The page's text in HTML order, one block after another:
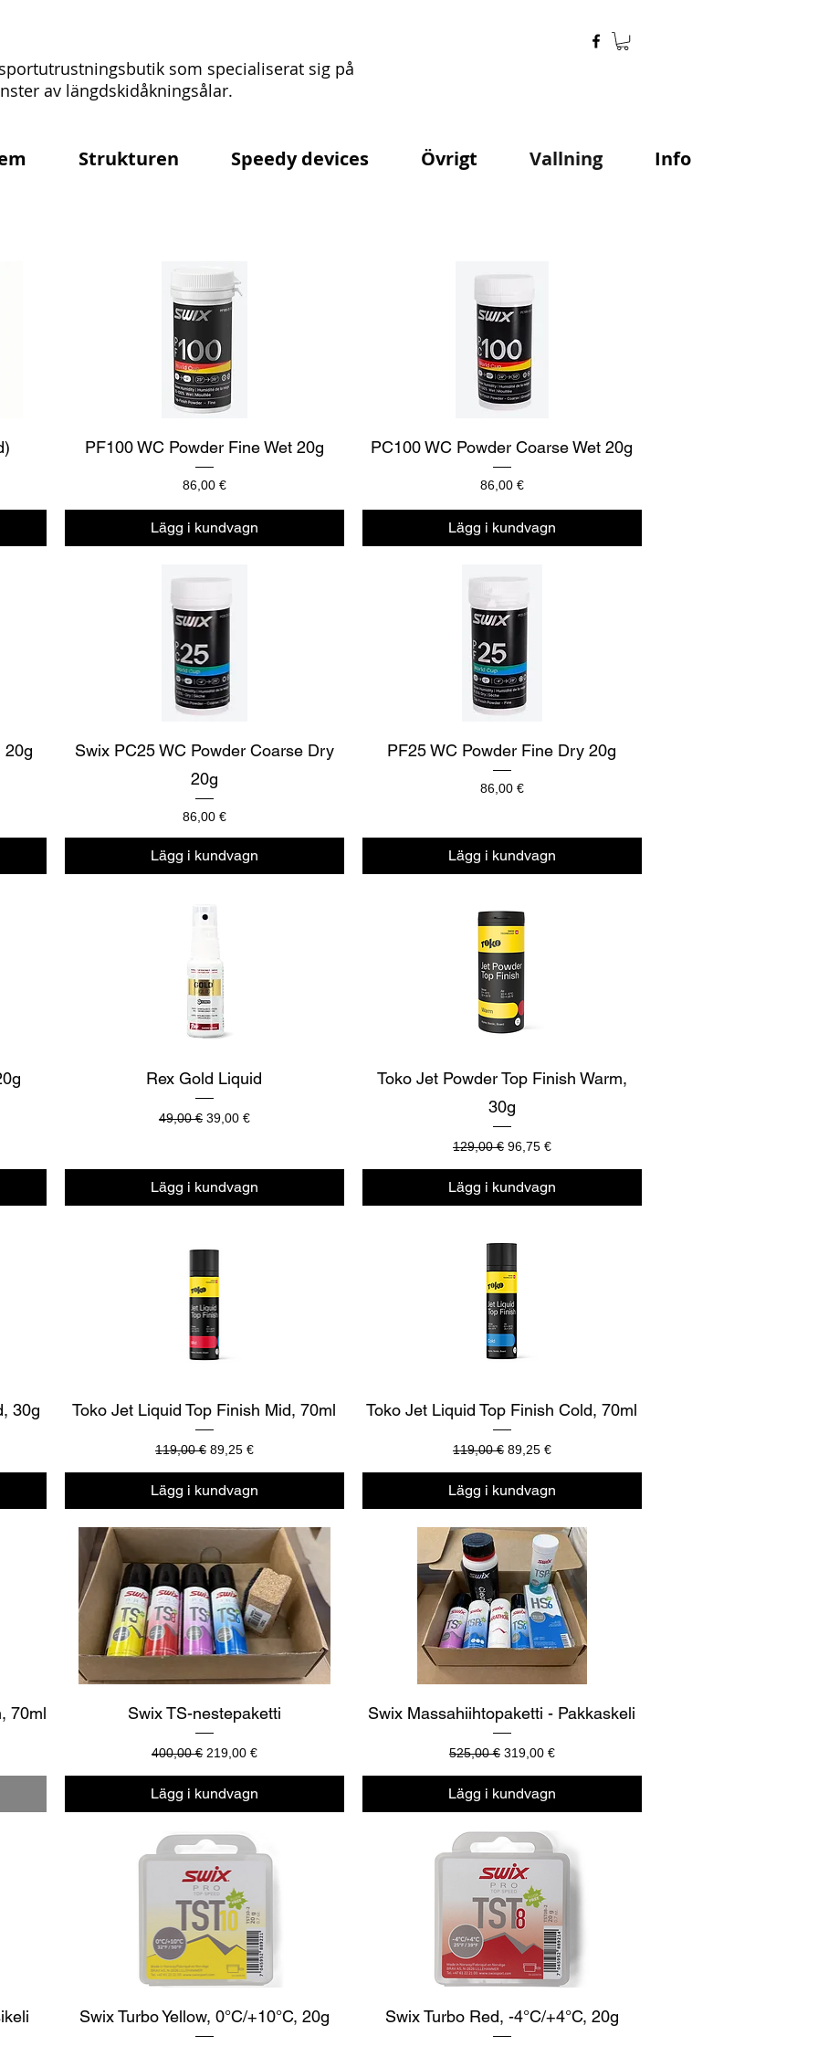
som specialiserat sig på
av längdskidåkningsålar.
Strukturen Speedy devices Övrigt Vallning Info
Snabbvisning
PF100 WC Powder Fine Wet 20g
Pris
86,00 €
Lägg i kundvagn
Snabbvisning
PC100 WC Powder Coarse Wet 20g
Pris
86,00 €
Lägg i kundvagn
20g Snabbvisning
Swix PC25 WC Powder Coarse Dry
20g
Pris
86,00 €
Lägg i kundvagn
Snabbvisning
PF25 WC Powder Fine Dry 20g
Pris
86,00 €
Lägg i kundvagn
Snabbvisning
Rex Gold Liquid
Ordinarie pris
49,00 € Reapris
39,00 €
Lägg i kundvagn
Snabbvisning
Toko Jet Powder Top Finish Warm,
30g
Ordinarie pris
129,00 € Reapris
96,75 €
Lägg i kundvagn
30g Snabbvisning
Toko Jet Liquid Top Finish Mid, 70ml
Ordinarie pris
119,00 € Reapris
89,25 €
Lägg i kundvagn
Snabbvisning
Toko Jet Liquid Top Finish Cold, 70ml
Ordinarie pris
119,00 € Reapris
89,25 €
Lägg i kundvagn
70ml Snabbvisning
Swix TS-nestepaketti
Ordinarie pris
400,00 € Reapris
219,00 €
Lägg i kundvagn
Snabbvisning
Swix Massahiihtopaketti - Pakkaskeli
Ordinarie pris
525,00 € Reapris
319,00 €
Lägg i kundvagn
Snabbvisning
Swix Turbo Yellow, 0°C/+10°C, 20g Snabbvisning
Swix Turbo Red, -4°C/+4°C, 20g